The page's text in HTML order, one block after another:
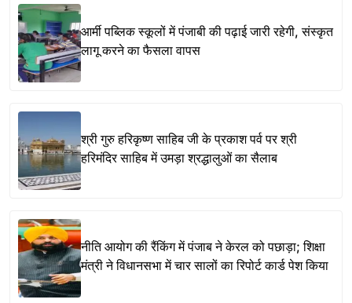
आर्मी पब्लिक स्कूलों में पंजाबी की पढ़ाई जारी रहेगी, संस्कृत
लागू करने का फैसला वापस
श्री गुरु हरिकृष्ण साहिब जी के प्रकाश पर्व पर श्री
हरिमंदिर साहिब में उमड़ा श्रद्धालुओं का सैलाब
नीति आयोग की रैंकिंग में पंजाब ने केरल को पछाड़ा; शिक्षा
मंत्री ने विधानसभा में चार सालों का रिपोर्ट कार्ड पेश किया